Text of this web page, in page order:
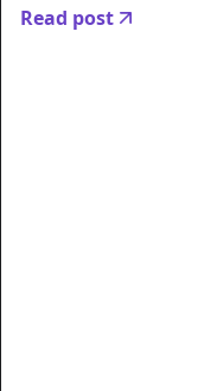
Read post